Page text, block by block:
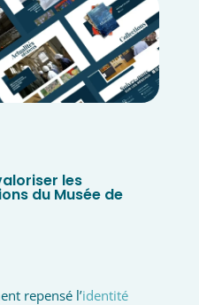
les
du Musée de
repensé l’identité